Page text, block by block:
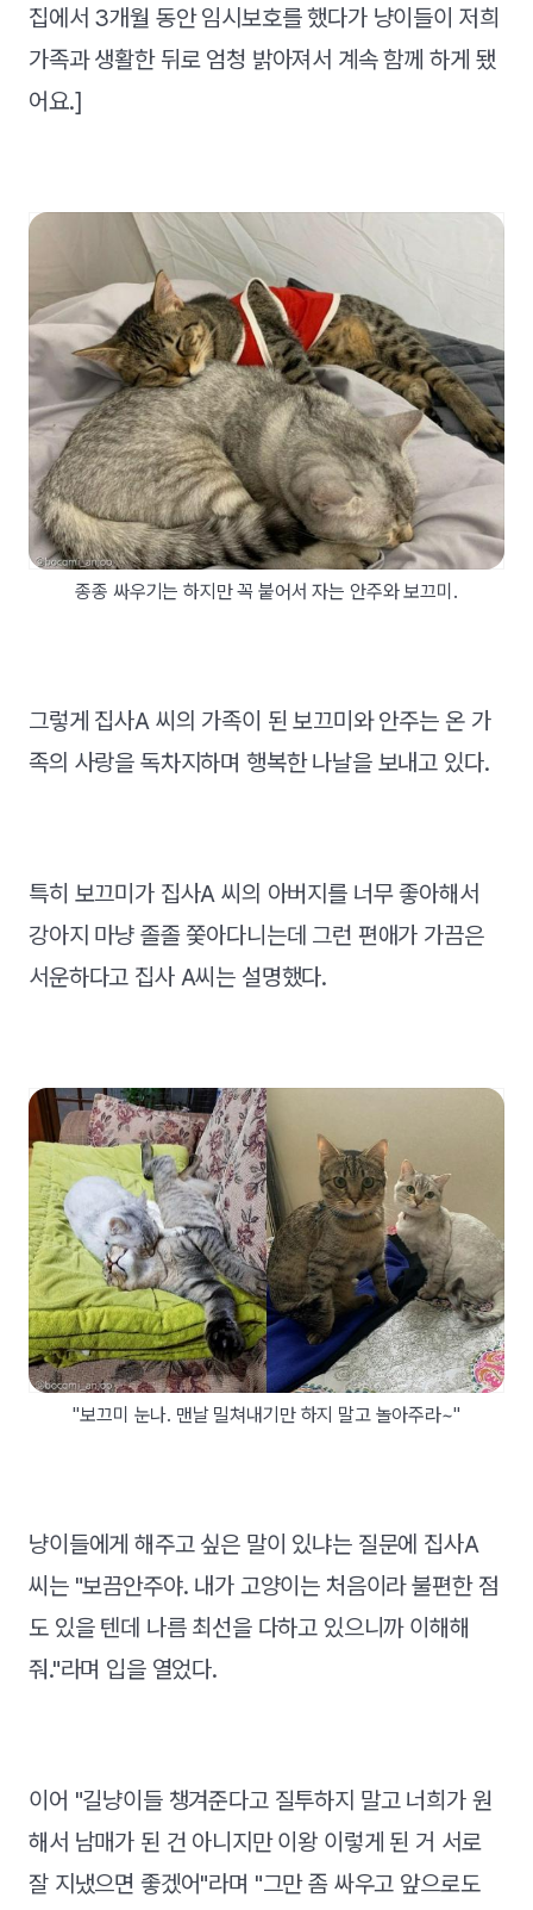
집에서 3개월 동안 임시보호를 했다가 냥이들이 저희
가족과 생활한 뒤로 엄청 밝아져서 계속 함께 하게 됐
어요.]
종종 싸우기는 하지만 꼭 붙어서 자는 안주와 보끄미.
그렇게 집사A 씨의 가족이 된 보끄미와 안주는 온 가
족의 사랑을 독차지하며 행복한 나날을 보내고 있다.
특히 보끄미가 집사A 씨의 아버지를 너무 좋아해서
강아지 마냥 졸졸 쫓아다니는데 그런 편애가 가끔은
서운하다고 집사 A씨는 설명했다.
"보끄미 눈나. 맨날 밀쳐내기만 하지 말고 놀아주라~"
냥이들에게 해주고 싶은 말이 있냐는 질문에 집사A
씨는 "보끔안주야. 내가 고양이는 처음이라 불편한 점
도 있을 텐데 나름 최선을 다하고 있으니까 이해해
줘."라며 입을 열었다.
이어 "길냥이들 챙겨준다고 질투하지 말고 너희가 원
해서 남매가 된 건 아니지만 이왕 이렇게 된 거 서로
잘 지냈으면 좋겠어"라며 "그만 좀 싸우고 앞으로도